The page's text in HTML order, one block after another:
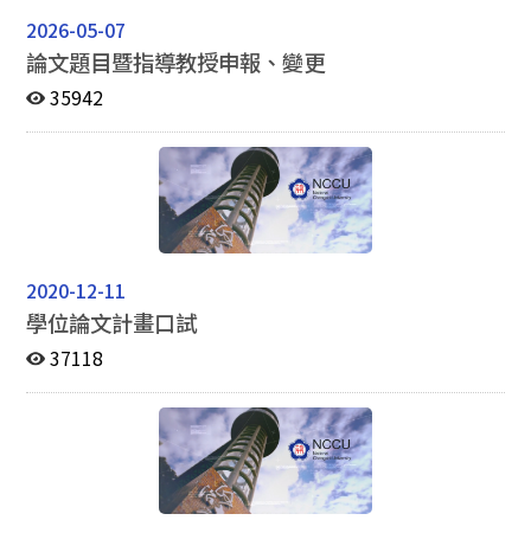
2026-05-07
論文題目暨指導教授申報、變更
35942
2020-12-11
學位論文計畫口試
37118